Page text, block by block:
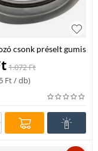
csonk préselt gumis
150
1.072Ft
Ft/ db)